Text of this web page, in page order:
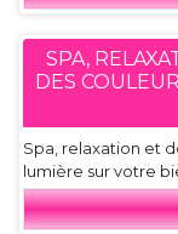
SPA,
DES
Spa, relaxation et
lumière sur votre